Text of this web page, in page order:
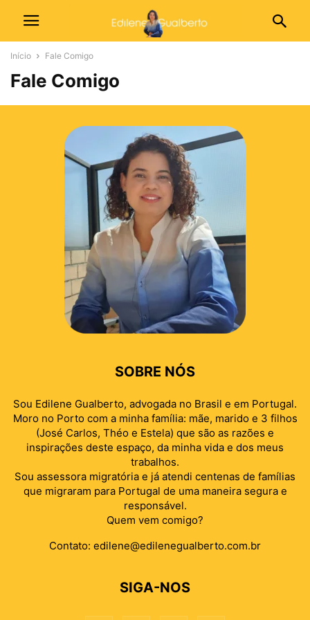
Início Fale Comigo
Fale Comigo
SOBRE NÓS
Sou Edilene Gualberto, advogada no Brasil e em Portugal.
Moro no Porto com a minha família: mãe, marido e 3 filhos
(José Carlos, Théo e Estela) que são as razões e
inspirações deste espaço, da minha vida e dos meus
trabalhos.
Sou assessora migratória e já atendi centenas de famílias
que migraram para Portugal de uma maneira segura e
responsável.
Quem vem comigo?
Contato: edilene@edilenegualberto.com.br
SIGA-NOS